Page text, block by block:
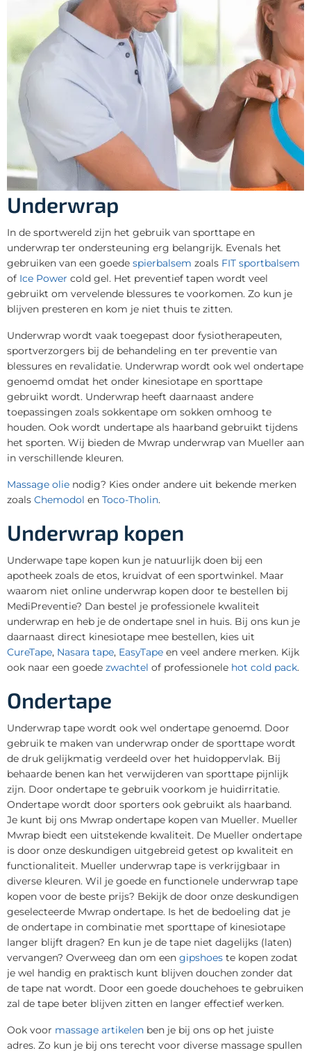
Underwrap
In de sportwereld zijn het gebruik van sporttape en
underwrap ter ondersteuning erg belangrijk. Evenals het
gebruiken van een goede spierbalsem zoals FIT sportbalsem
of Ice Power cold gel. Het preventief tapen wordt veel
gebruikt om vervelende blessures te voorkomen. Zo kun je
blijven presteren en kom je niet thuis te zitten.
Underwrap wordt vaak toegepast door fysiotherapeuten,
sportverzorgers bij de behandeling en ter preventie van
blessures en revalidatie. Underwrap wordt ook wel ondertape
genoemd omdat het onder kinesiotape en sporttape
gebruikt wordt. Underwrap heeft daarnaast andere
toepassingen zoals sokkentape om sokken omhoog te
houden. Ook wordt undertape als haarband gebruikt tijdens
het sporten. Wij bieden de Mwrap underwrap van Mueller aan
in verschillende kleuren.
Massage olie nodig? Kies onder andere uit bekende merken
zoals Chemodol en Toco-Tholin.
Underwrap kopen
Underwape tape kopen kun je natuurlijk doen bij een
apotheek zoals de etos, kruidvat of een sportwinkel. Maar
waarom niet online underwrap kopen door te bestellen bij
MediPreventie? Dan bestel je professionele kwaliteit
underwrap en heb je de ondertape snel in huis. Bij ons kun je
daarnaast direct kinesiotape mee bestellen, kies uit
CureTape, Nasara tape, EasyTape en veel andere merken. Kijk
ook naar een goede zwachtel of professionele hot cold pack.
Ondertape
Underwrap tape wordt ook wel ondertape genoemd. Door
gebruik te maken van underwrap onder de sporttape wordt
de druk gelijkmatig verdeeld over het huidoppervlak. Bij
behaarde benen kan het verwijderen van sporttape pijnlijk
zijn. Door ondertape te gebruik voorkom je huidirritatie.
Ondertape wordt door sporters ook gebruikt als haarband.
Je kunt bij ons Mwrap ondertape kopen van Mueller. Mueller
Mwrap biedt een uitstekende kwaliteit. De Mueller ondertape
is door onze deskundigen uitgebreid getest op kwaliteit en
functionaliteit. Mueller underwrap tape is verkrijgbaar in
diverse kleuren. Wil je goede en functionele underwrap tape
kopen voor de beste prijs? Bekijk de door onze deskundigen
geselecteerde Mwrap ondertape. Is het de bedoeling dat je
de ondertape in combinatie met sporttape of kinesiotape
langer blijft dragen? En kun je de tape niet dagelijks (laten)
vervangen? Overweeg dan om een gipshoes te kopen zodat
je wel handig en praktisch kunt blijven douchen zonder dat
de tape nat wordt. Door een goede douchehoes te gebruiken
zal de tape beter blijven zitten en langer effectief werken.
Ook voor massage artikelen ben je bij ons op het juiste
adres. Zo kun je bij ons terecht voor diverse massage spullen